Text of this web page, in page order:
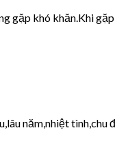
gặp khó khăn.Khi
năm,nhiệt tình,chu